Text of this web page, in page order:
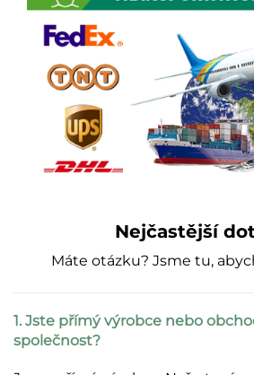
Nejčastější
Máte otázku? Jsme tu,
1. Jste přímý výrobce nebo
společnost?